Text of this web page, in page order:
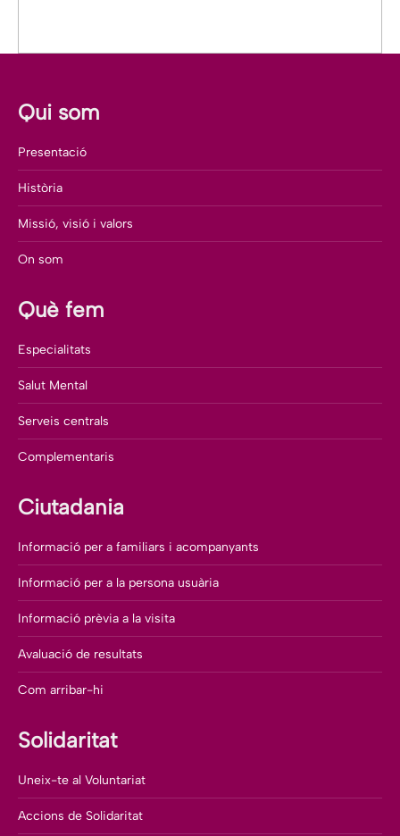
Qui som
Presentació
Història
Missió, visió i valors
On som
Què fem
Especialitats
Salut Mental
Serveis centrals
Complementaris
Ciutadania
Informació per a familiars i acompanyants
Informació per a la persona usuària
Informació prèvia a la visita
Avaluació de resultats
Com arribar-hi
Solidaritat
Uneix-te al Voluntariat
Accions de Solidaritat